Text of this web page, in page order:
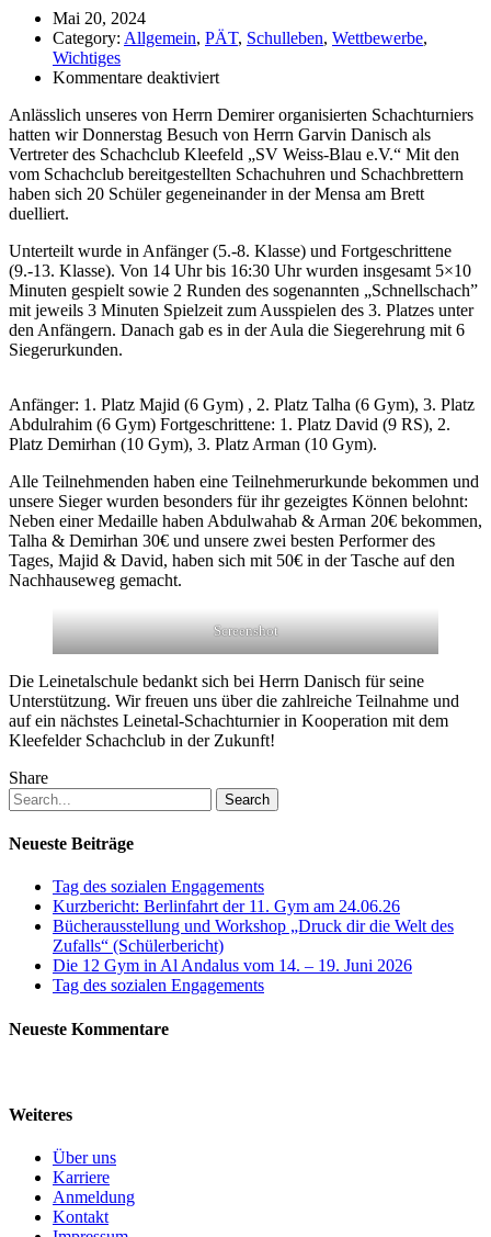
Mai 20, 2024
Category: Allgemein, PÄT, Schulleben, Wettbewerbe,
Wichtiges
Kommentare deaktiviertfür
Schachtunier
Anlässlich unseres von Herrn Demirer organisierten Schachturniers
hatten wir Donnerstag Besuch von Herrn Garvin Danisch als
Vertreter des Schachclub Kleefeld „SV Weiss-Blau e.V.“ Mit den
vom Schachclub bereitgestellten Schachuhren und Schachbrettern
haben sich 20 Schüler gegeneinander in der Mensa am Brett
duelliert.
Unterteilt wurde in Anfänger (5.-8. Klasse) und Fortgeschrittene
(9.-13. Klasse). Von 14 Uhr bis 16:30 Uhr wurden insgesamt 5×10
Minuten gespielt sowie 2 Runden des sogenannten „Schnellschach”
mit jeweils 3 Minuten Spielzeit zum Ausspielen des 3. Platzes unter
den Anfängern. Danach gab es in der Aula die Siegerehrung mit 6
Siegerurkunden.
Anfänger: 1. Platz Majid (6 Gym) , 2. Platz Talha (6 Gym), 3. Platz
Abdulrahim (6 Gym) Fortgeschrittene: 1. Platz David (9 RS), 2.
Platz Demirhan (10 Gym), 3. Platz Arman (10 Gym).
Alle Teilnehmenden haben eine Teilnehmerurkunde bekommen und
unsere Sieger wurden besonders für ihr gezeigtes Können belohnt:
Neben einer Medaille haben Abdulwahab & Arman 20€ bekommen,
Talha & Demirhan 30€ und unsere zwei besten Performer des
Tages, Majid & David, haben sich mit 50€ in der Tasche auf den
Nachhauseweg gemacht.
Screenshot
Die Leinetalschule bedankt sich bei Herrn Danisch für seine
Unterstützung. Wir freuen uns über die zahlreiche Teilnahme und
auf ein nächstes Leinetal-Schachturnier in Kooperation mit dem
Kleefelder Schachclub in der Zukunft!
Share
Search
Neueste Beiträge
Tag des sozialen Engagements
Kurzbericht: Berlinfahrt der 11. Gym am 24.06.26
Bücherausstellung und Workshop „Druck dir die Welt des
Zufalls“ (Schülerbericht)
Die 12 Gym in Al Andalus vom 14. – 19. Juni 2026
Tag des sozialen Engagements
Neueste Kommentare
Weiteres
Über uns
Karriere
Anmeldung
Kontakt